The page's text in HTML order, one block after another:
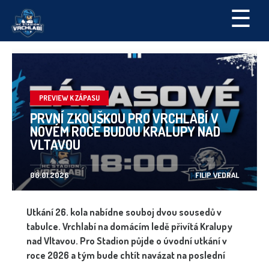
☰
PREVIEW K ZÁPASU
PRVNÍ ZKOUŠKOU PRO VRCHLABÍ V
NOVÉM ROCE BUDOU KRALUPY NAD
VLTAVOU
06.01.2026 FILIP VEDRAL
Utkání 26. kola nabídne souboj dvou sousedů v
tabulce. Vrchlabí na domácím ledě přivítá Kralupy
nad Vltavou. Pro Stadion půjde o úvodní utkání v
roce 2026 a tým bude chtít navázat na poslední